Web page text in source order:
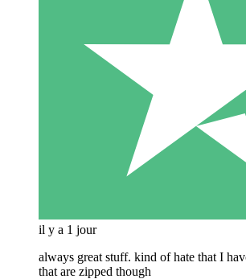
il y a 1 jour
always great stuff. kind of hate that I
that are zipped though